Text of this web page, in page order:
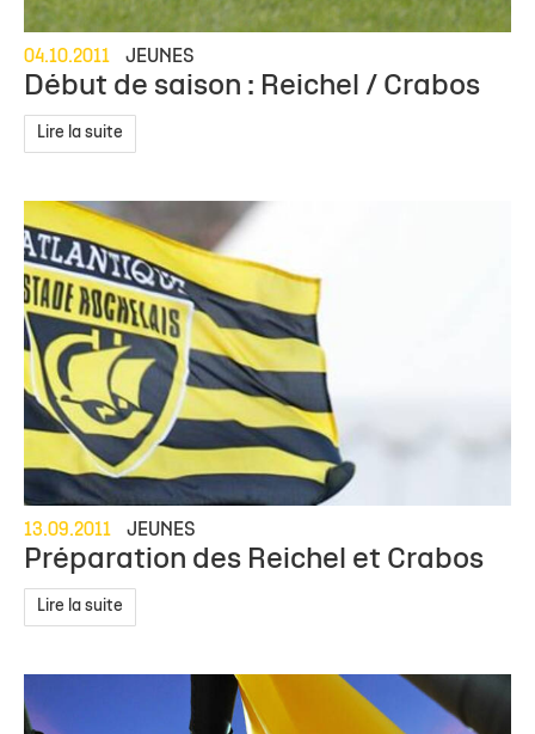
04.10.2011 JEUNES
Début de saison : Reichel / Crabos
Lire la suite
13.09.2011 JEUNES
Préparation des Reichel et Crabos
Lire la suite